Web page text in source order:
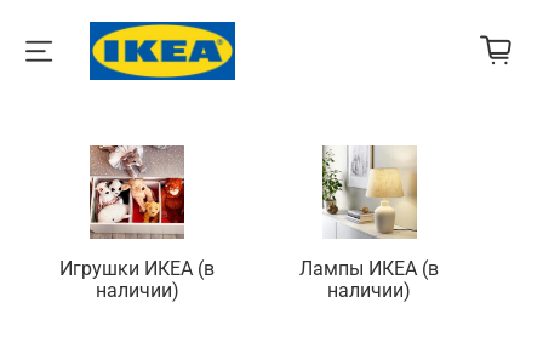
Игрушки ИКЕА (в
наличии)
Лампы ИКЕА (в
наличии)